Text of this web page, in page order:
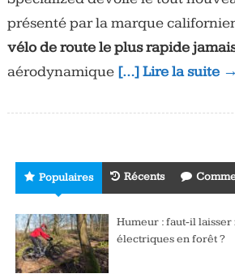
présenté par la marque
vélo de route le plus rapide
aérodynamique […] Lire la suite →
Populaires Récents
Humeur : faut-il
électriques en forêt ?